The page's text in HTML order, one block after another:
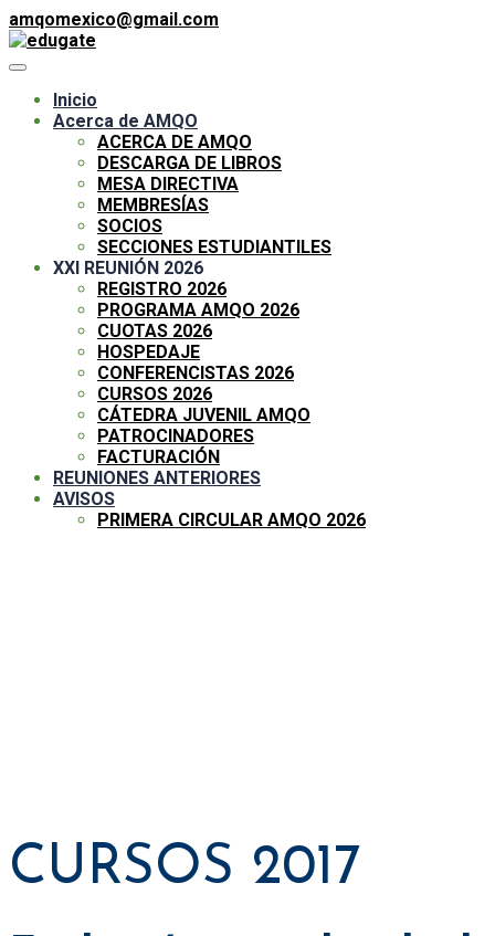
amqomexico@gmail.com
Inicio
Acerca de AMQO
ACERCA DE AMQO
DESCARGA DE LIBROS
MESA DIRECTIVA
MEMBRESÍAS
SOCIOS
SECCIONES ESTUDIANTILES
XXI REUNIÓN 2026
REGISTRO 2026
PROGRAMA AMQO 2026
CUOTAS 2026
HOSPEDAJE
CONFERENCISTAS 2026
CURSOS 2026
CÁTEDRA JUVENIL AMQO
PATROCINADORES
FACTURACIÓN
REUNIONES ANTERIORES
AVISOS
PRIMERA CIRCULAR AMQO 2026
CURSOS 2017